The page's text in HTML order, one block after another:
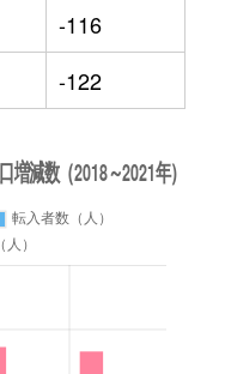
-116
-122